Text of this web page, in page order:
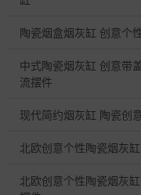
陶瓷烟盒烟灰缸 创意个
中式陶瓷烟灰缸 创意带
流摆件
现代简约烟灰缸 陶瓷创
北欧创意个性陶瓷烟灰
北欧创意个性陶瓷烟灰